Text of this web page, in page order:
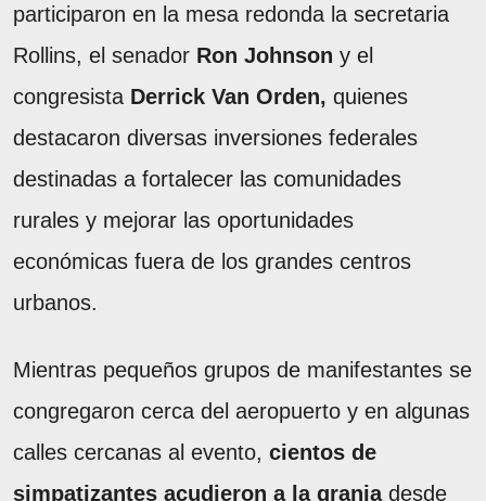
participaron en la mesa redonda la secretaria
Rollins, el senador Ron Johnson y el
congresista Derrick Van Orden, quienes
destacaron diversas inversiones federales
destinadas a fortalecer las comunidades
rurales y mejorar las oportunidades
económicas fuera de los grandes centros
urbanos.
Mientras pequeños grupos de manifestantes se
congregaron cerca del aeropuerto y en algunas
calles cercanas al evento, cientos de
simpatizantes acudieron a la granjadesde